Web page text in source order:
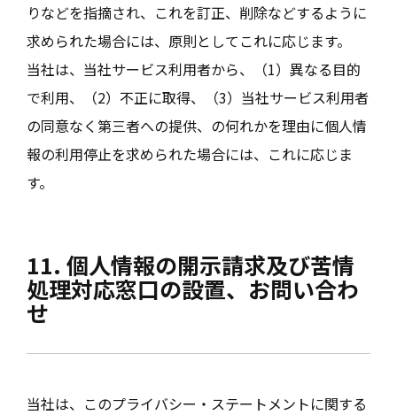
りなどを指摘され、これを訂正、削除などするように
求められた場合には、原則としてこれに応じます。
当社は、当社サービス利用者から、（1）異なる目的
で利用、（2）不正に取得、（3）当社サービス利用者
の同意なく第三者への提供、の何れかを理由に個人情
報の利用停止を求められた場合には、これに応じま
す。
11. 個人情報の開示請求及び苦情
処理対応窓口の設置、お問い合わ
せ
当社は、このプライバシー・ステートメントに関する